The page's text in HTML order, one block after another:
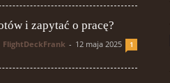
i zapytać o pracę?
FlightDeckFrank - 12 maja 2025 1